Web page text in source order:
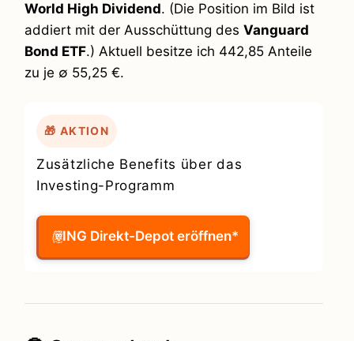
World High Dividend. (Die Position im Bild ist
addiert mit der Ausschüttung des Vanguard
Bond ETF.) Aktuell besitze ich 442,85 Anteile
zu je ∅ 55,25 €.
🎁 AKTION
Zusätzliche Benefits über das
Investing-Programm
ING Direkt-Depot eröffnen*